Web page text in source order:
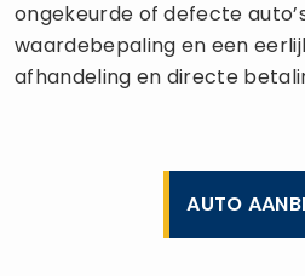
ongekeurde of defecte
waardebepaling en een
afhandeling en directe
AUTO